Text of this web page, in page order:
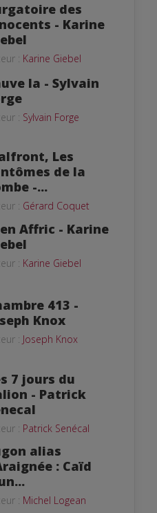
des
- Karine
: Karine Giebel
la - Sylvain
: Sylvain Forge
Les
de la
-...
: Gérard Coquet
Affric - Karine
: Karine Giebel
413 -
Knox
: Joseph Knox
7 jours du
- Patrick
: Patrick Senécal
alias
: Caïd
: Michel Logean